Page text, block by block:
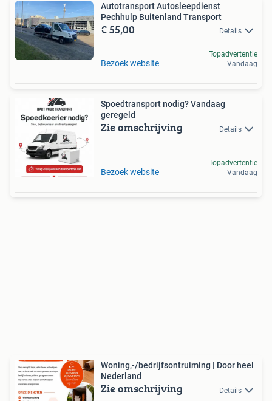
Autotransport Autosleepdienst
Pechhulp Buitenland Transport
€ 55,00 Details
Bezoek website
Topadvertentie
Vandaag
Spoedtransport nodig? Vandaag
geregeld
Zie omschrijving Details
Bezoek website
Topadvertentie
Vandaag
Woning,-/bedrijfsontruiming | Door heel
Nederland
Zie omschrijving Details